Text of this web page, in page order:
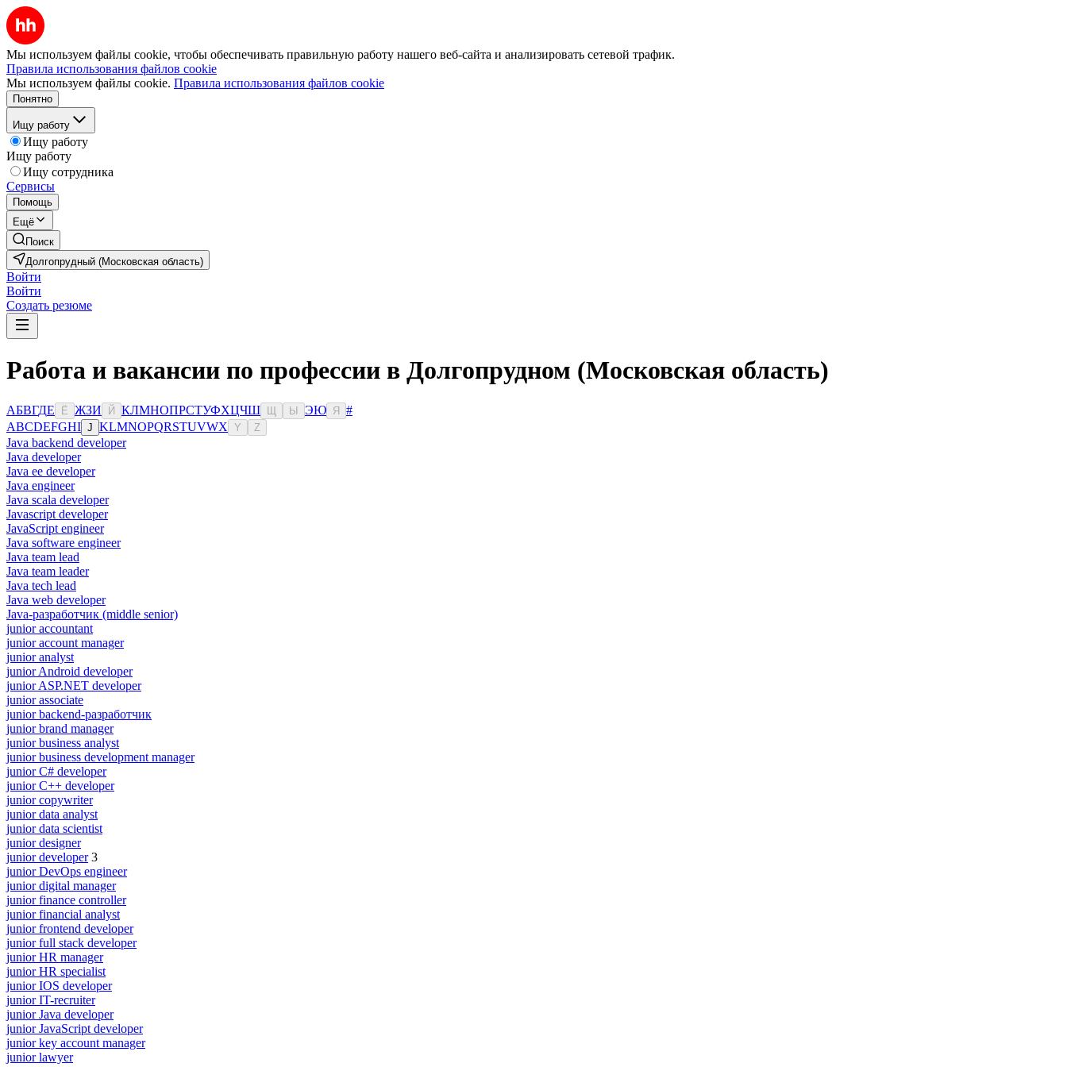
Мы используем файлы cookie, чтобы обеспечивать правильную работу нашего веб-сайта и анализировать сетевой трафик.
Правила использования файлов cookie
Мы используем файлы cookie. Правила использования файлов cookie
Понятно
Ищу работу
Ищу работу
Ищу работу
Ищу сотрудника
Сервисы
Помощь
Ещё
Поиск
Долгопрудный (Московская область)
Войти
Войти
Создать резюме
Работа и вакансии по профессии в Долгопрудном (Московская область)
АБВГДЕ Ё ЖЗИ Й КЛМНОПРСТУФХЦЧШ Ы ЭЮ Я
#
ABCDEFGHI J KLMNOPQRSTUVWX Y Z
Java backend developer
Java developer
Java ee developer
Java engineer
Java scala developer
Javascript developer
JavaScript engineer
Java software engineer
Java team lead
Java team leader
Java tech lead
Java web developer
Java-разработчик (middle senior)
junior accountant
junior account manager
junior analyst
junior Android developer
junior ASP.NET developer
junior associate
junior backend-разработчик
junior brand manager
junior business analyst
junior business development manager
junior C# developer
junior C++ developer
junior copywriter
junior data analyst
junior data scientist
junior designer
junior developer 3
junior DevOps engineer
junior digital manager
junior finance controller
junior financial analyst
junior frontend developer
junior full stack developer
junior HR manager
junior HR specialist
junior IOS developer
junior IT-recruiter
junior Java developer
junior JavaScript developer
junior key account manager
junior lawyer